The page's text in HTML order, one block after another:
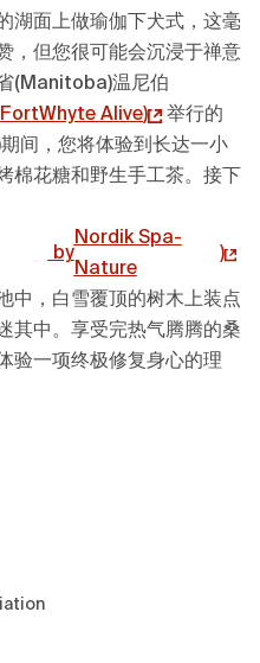
湖面上做瑜伽下犬式，这毫
，但您很可能会沉浸于禅意
(Manitoba)温尼伯
FortWhyte Alive)
举行的
间，您将体验到长达一小
棉花糖和野生手工茶。接下
by
Nordik Spa-
Nature
)
中，白雪覆顶的树木上装点
其中。享受完热气腾腾的桑
验一项终极修复身心的理